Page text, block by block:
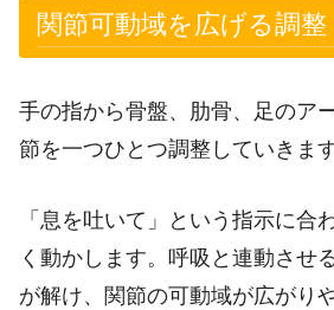
関節可動域を広げる調整
手の指から骨盤、肋骨、足のア
節を一つひとつ調整していきます
「息を吐いて」という指示に合
く動かします。呼吸と連動させ
が解け、関節の可動域が広がり